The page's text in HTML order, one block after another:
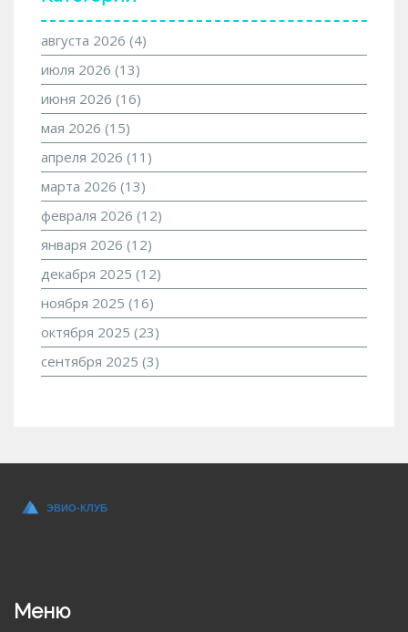
августа 2026 (4)
июля 2026 (13)
июня 2026 (16)
мая 2026 (15)
апреля 2026 (11)
марта 2026 (13)
февраля 2026 (12)
января 2026 (12)
декабря 2025 (12)
ноября 2025 (16)
октября 2025 (23)
сентября 2025 (3)
Меню